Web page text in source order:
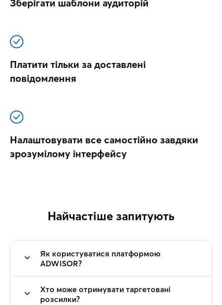
Зберігати шаблони аудиторій
Платити тільки за доставлені
повідомлення
Налаштовувати все самостійно завдяки
зрозумілому інтерфейсу
Найчастіше запитують
Як користуватися платформою
ADWISOR?
Хто може отримувати таргетовані
розсилки?